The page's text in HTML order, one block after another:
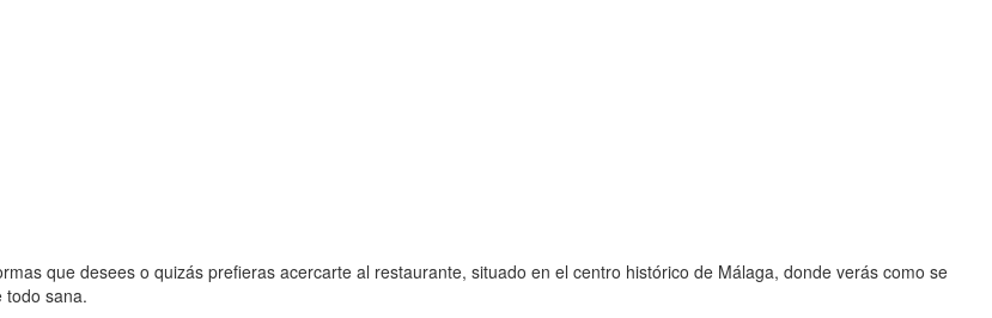
que desees o quizás prefieras acercarte al restaurante, situado en el centro histórico de Málaga, donde verás como se
todo sana.